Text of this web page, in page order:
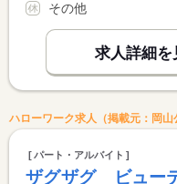
その他
求人詳細を
ハローワーク求人（掲載元：岡山
パート・アルバイト
ザグザグ ビュー